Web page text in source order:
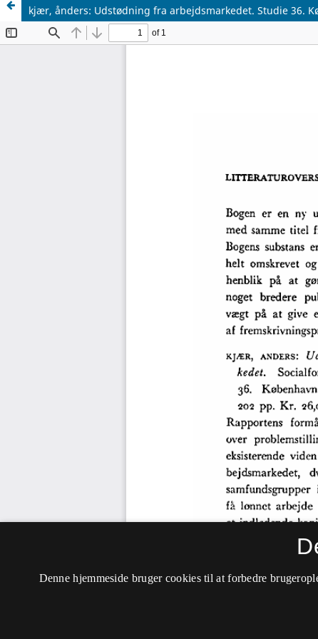
kjær, ånders: Udstødning fra arbejdsmarkedet. Studie 36.
Denne hjemmeside bruger cookies til at forbedre